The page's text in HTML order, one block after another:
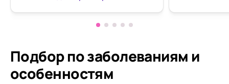
близких!
Даже тех
выдают
Подбор по заболеваниям и
особенностям